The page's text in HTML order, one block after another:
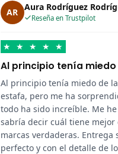
AR Aura Rodríguez
Reseña en Trustpilot
★ ★ ★ ★ ★
Al principio tenía
Al principio tenía miedo de
estafa, pero me ha
todo ha sido increíble. Me
sabría decir cuál tiene mejor
marcas verdaderas.
perfecto y con el detalle de